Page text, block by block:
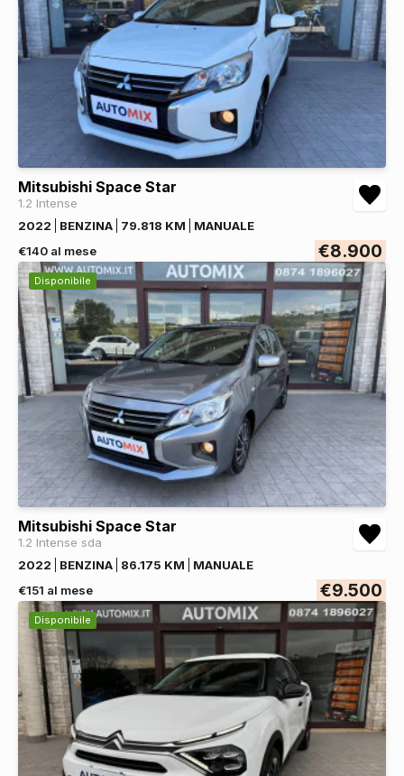
Mitsubishi Space Star
1.2 Intense
2022
BENZINA 79.818 KM
MANUALE
€140 al mese
€8.900
Disponibile
Mitsubishi Space Star
1.2 Intense sda
2022
BENZINA 86.175 KM
MANUALE
€151 al mese
€9.500
Disponibile